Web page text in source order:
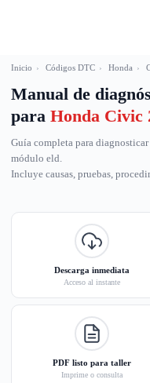
Inicio › Códigos DTC › Honda ›
Manual de
para Honda Civic
Guía completa para
módulo eld.
Incluye causas, pruebas,
Descarga inmediata
Acceso al instante
PDF listo para taller
Imprime o consulta